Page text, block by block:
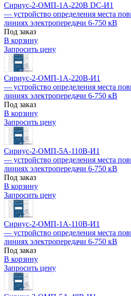
Сириус-2-ОМП-1А-220В DC-И1
— устройство определения места
линиях электропередачи 6-750 кВ
Под заказ
В корзину
Запросить цену
Сириус-2-ОМП-1А-220В-И1
— устройство определения места
линиях электропередачи 6-750 кВ
Под заказ
В корзину
Запросить цену
Сириус-2-ОМП-5А-110В-И1
— устройство определения места
линиях электропередачи 6-750 кВ
Под заказ
В корзину
Запросить цену
Сириус-2-ОМП-1А-110В-И1
— устройство определения места
линиях электропередачи 6-750 кВ
Под заказ
В корзину
Запросить цену